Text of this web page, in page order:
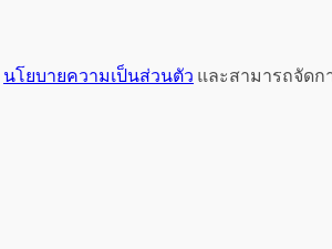
นโยบายความเป็นส่วนตัว และสามารถจัดก